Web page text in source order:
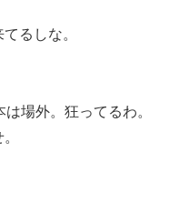
るしな。
場外。狂ってるわ。